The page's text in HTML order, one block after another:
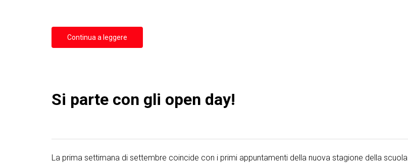
Continua a leggere
Si parte con gli open day!
La prima settimana di settembre coincide con i primi appuntamenti della nuova stagione della scuola